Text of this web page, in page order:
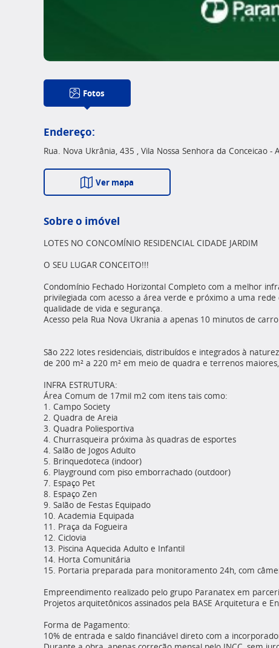
Fotos
Endereço:
Rua. Nova Ukrânia, 435 , Vila Nossa Senhora da Conceicao -
Ver mapa
Sobre o imóvel
LOTES NO CONCOMÍNIO RESIDENCIAL CIDADE JARDIM
O SEU LUGAR CONCEITO!!!
Condomínio Fechado Horizontal Completo com a melhor
privilegiada com acesso a área verde e próximo a uma
qualidade de vida e segurança.
Acesso pela Rua Nova Ukrania a apenas 10 minutos de
São 222 lotes residenciais, distribuídos e integrados à
de 200 m² a 220 m² em meio de quadra e terrenos
INFRA ESTRUTURA:
Área Comum de 17mil m2 com itens tais como:
1. Campo Society
2. Quadra de Areia
3. Quadra Poliesportiva
4. Churrasqueira próxima às quadras de esportes
4. Salão de Jogos Adulto
5. Brinquedoteca (indoor)
6. Playground com piso emborrachado (outdoor)
7. Espaço Pet
8. Espaço Zen
9. Salão de Festas Equipado
10. Academia Equipada
11. Praça da Fogueira
12. Ciclovia
13. Piscina Aquecida Adulto e Infantil
14. Horta Comunitária
15. Portaria preparada para monitoramento 24h, com
Empreendimento realizado pelo grupo Paranatex em
Projetos arquitetônicos assinados pela BASE Arquitetura e
Forma de Pagamento:
10% de entrada e saldo financiável direto com a